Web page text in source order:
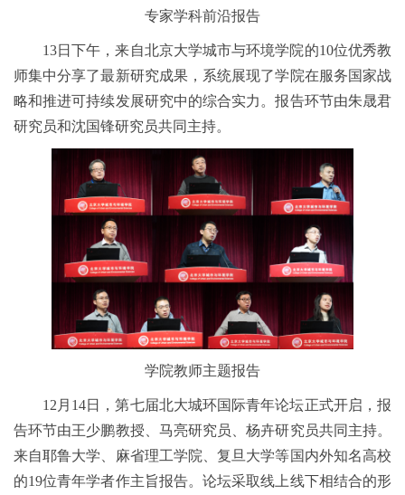
专家学科前沿报告
13日下午，来自北京大学城市与环境学院的10位优秀教
师集中分享了最新研究成果，系统展现了学院在服务国家战
略和推进可持续发展研究中的综合实力。报告环节由朱晟君
研究员和沈国锋研究员共同主持。
学院教师主题报告
12月14日，第七届北大城环国际青年论坛正式开启，报
告环节由王少鹏教授、马亮研究员、杨卉研究员共同主持。
来自耶鲁大学、麻省理工学院、复旦大学等国内外知名高校
的19位青年学者作主旨报告。论坛采取线上线下相结合的形